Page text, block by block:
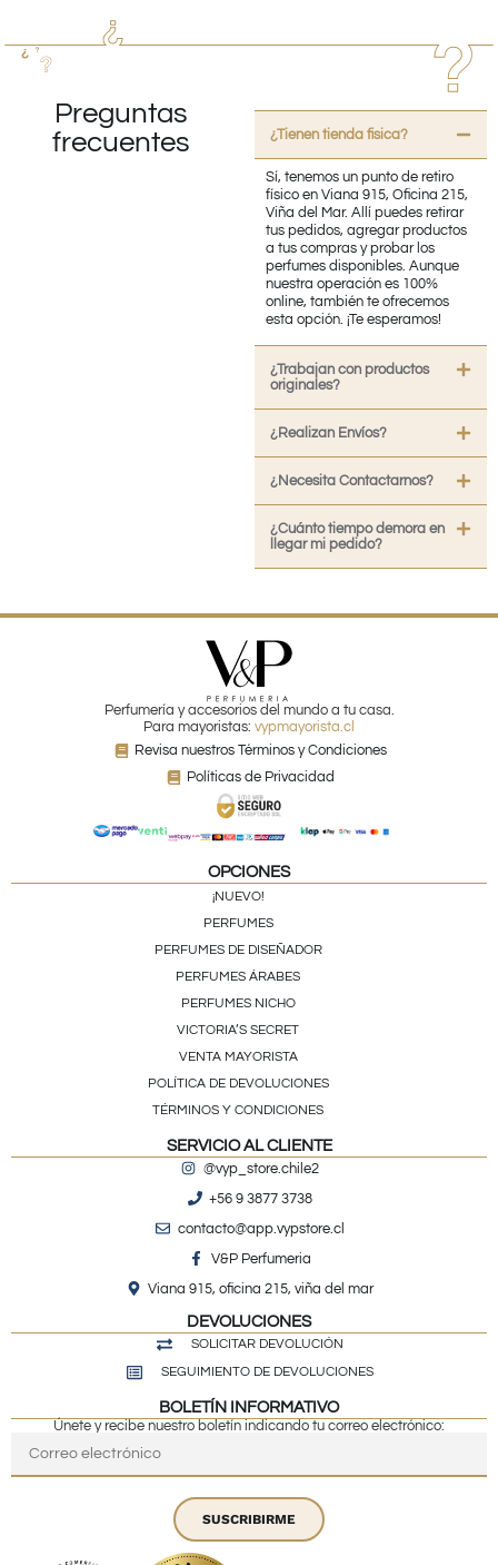
Preguntas
frecuentes
¿Tienen tienda fisica?
Sí, tenemos un punto de retiro
físico en Viana 915, Oficina 215,
Viña del Mar. Allí puedes retirar
tus pedidos, agregar productos
a tus compras y probar los
perfumes disponibles. Aunque
nuestra operación es 100%
online, también te ofrecemos
esta opción. ¡Te esperamos!
¿Trabajan con productos
originales?
¿Realizan Envíos?
¿Necesita Contactarnos?
¿Cuánto tiempo demora en
llegar mi pedido?
Perfumería y accesorios del mundo a tu casa.
Para mayoristas: vypmayorista.cl
Revisa nuestros Términos y Condiciones
Políticas de Privacidad
OPCIONES
¡NUEVO!
PERFUMES
PERFUMES DE DISEÑADOR
PERFUMES ÁRABES
PERFUMES NICHO
VICTORIA’S SECRET
VENTA MAYORISTA
POLÍTICA DE DEVOLUCIONES
TÉRMINOS Y CONDICIONES
SERVICIO AL CLIENTE
@vyp_store.chile2
+56 9 3877 3738
contacto@app.vypstore.cl
V&P Perfumeria
Viana 915, oficina 215, viña del mar
DEVOLUCIONES
SOLICITAR DEVOLUCIÓN
SEGUIMIENTO DE DEVOLUCIONES
BOLETÍN INFORMATIVO
Únete y recibe nuestro boletín indicando tu correo electrónico:
SUSCRIBIRME